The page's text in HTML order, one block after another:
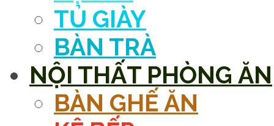
TỦ GIÀY
BÀN TRÀ
NỘI THẤT PHÒNG ĂN
BÀN GHẾ ĂN